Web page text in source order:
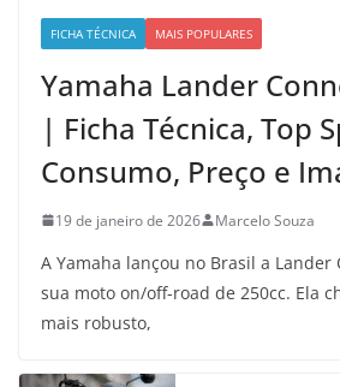
FICHA TÉCNICA MAIS POPULARES
Yamaha Lander
| Ficha Técnica, Top
Consumo, Preço e
19 de janeiro de 2026 Marcelo Souza
A Yamaha lançou no Brasil a Lander
sua moto on/off-road de 250cc. Ela
mais robusto,